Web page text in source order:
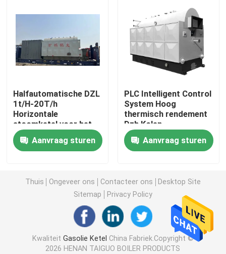
Industriële warmwaterketel
Gebruiksaanwijzing kolengestookte ketel
De BiomassaStoomketel van de kettingsrooster
elektrische stoomketel
Concrete Autoclaaf
verticale stoomketel
Halfautomatische DZL
1t/H-20T/h
Horizontale
stoomketel voor het
verbranden van
biomassaAanvraag sturen
PLC Intelligent Control
System Hoog
thermisch rendement
Dzh Kolen-
aangedreven
Biomassa Stoomketel
Fabrieksprijs
Aanvraag sturen
Thuis Ongeveer ons Contacteer ons
Desktop Site
Sitemap
Privacy Policy
Kwaliteit Gasolie Ketel China Fabriek.Copyright ©
2026 HENAN TAIGUO BOILER PRODUCTS